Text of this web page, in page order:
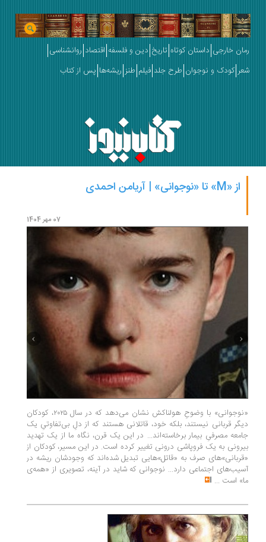
رمان خارجی داستان کوتاه تاریخ دین و فلسفه اقتصاد روانشناسی
شعر کودک و نوجوان طرح جلد فیلم طنز ریشه‌ها پس از کتاب
از «M» تا «نوجوانی» | آریامن احمدی
07 مهر 1404
«نوجوانی» با وضوحِ هولناکش نشان می‌دهد که در سال ۲۰۲۵، کودکان
دیگر قربانی نیستند، بلکه خود، قاتلانی هستند که از دلِ بی‌تفاوتیِ یک
جامعه مصرفیِ بیمار برخاسته‌اند... در این یک قرن، نگاه ما از یک تهدید
بیرونی به یک فروپاشی درونی تغییر کرده است. در این مسیر، کودکان از
«قربانی»‌های صرف به «قاتل»‌هایی تبدیل شده‌اند که وجودشان ریشه در
آسیب‌های اجتماعی دارد... نوجوانی که شاید در آینه، تصویری از «همه‌ی
ما» است ...